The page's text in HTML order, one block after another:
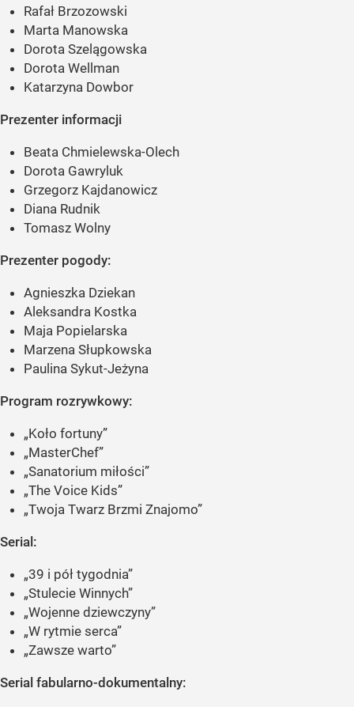
Rafał Brzozowski
Marta Manowska
Dorota Szelągowska
Dorota Wellman
Katarzyna Dowbor
Prezenter informacji
Beata Chmielewska-Olech
Dorota Gawryluk
Grzegorz Kajdanowicz
Diana Rudnik
Tomasz Wolny
Prezenter pogody:
Agnieszka Dziekan
Aleksandra Kostka
Maja Popielarska
Marzena Słupkowska
Paulina Sykut-Jeżyna
Program rozrywkowy:
„Koło fortuny”
„MasterChef”
„Sanatorium miłości”
„The Voice Kids”
„Twoja Twarz Brzmi Znajomo”
Serial:
„39 i pół tygodnia”
„Stulecie Winnych”
„Wojenne dziewczyny”
„W rytmie serca”
„Zawsze warto”
Serial fabularno-dokumentalny: